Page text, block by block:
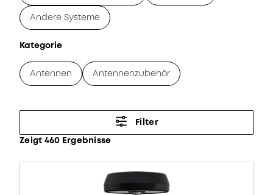
Andere Systeme
Kategorie
Antennen Antennenzubehör
Filter
Zeigt 460 Ergebnisse